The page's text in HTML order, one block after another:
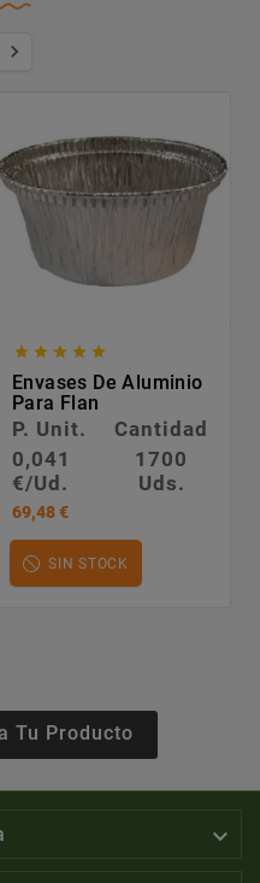

    
Envases De Aluminio
Para Flan
P. Unit.
Cantidad
0,041
€/Ud.
1700
Uds.
69,48 €
SIN STOCK
Tu Producto
